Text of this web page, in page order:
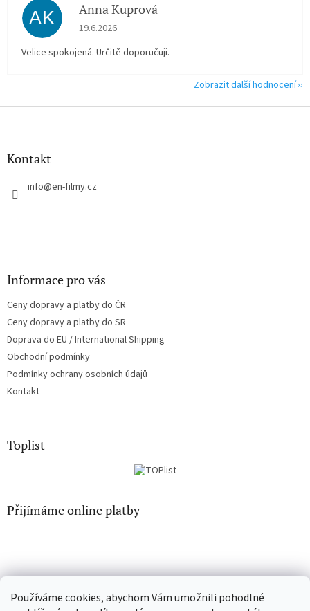
Používáme cookies, abychom Vám umožnili pohodlné
AK Anna Kuprová
Hodnocení obchodu je 5 z 5 hvězdiček.
19.6.2026
Velice spokojená. Určitě doporučuji.
Zobrazit další hodnocení
Z
Kontakt
info@en-filmy.cz
Informace pro vás
Ceny dopravy a platby do ČR
Ceny dopravy a platby do SR
Doprava do EU / International Shipping
Obchodní podmínky
Podmínky ochrany osobních údajů
Kontakt
Toplist
Přijímáme online platby
CD-Soundtrack.cz CD-hudba.cz